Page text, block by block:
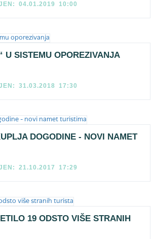
04.01.2019 10:00
U SISTEMU OPOREZIVANJA
31.03.2018 17:30
DOGODINE - NOVI NAMET
21.10.2017 17:29
19 ODSTO VIŠE STRANIH